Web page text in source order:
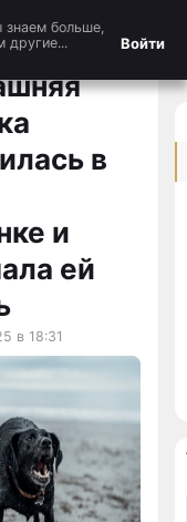
больше,
другие...
Войти
в
и
ей
в 18:31